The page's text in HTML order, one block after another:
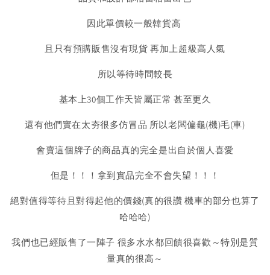
因此單價較一般韓貨高
且只有預購販售沒有現貨 再加上超級高人氣
所以等待時間較長
基本上30個工作天皆屬正常 甚至更久
還有他們實在太夯很多仿冒品 所以老闆偏龜(機)毛(車)
會賣這個牌子的商品真的完全是出自於個人喜愛
但是！！！拿到實品完全不會失望！！！
絕對值得等待且對得起他的價錢(真的很讚 機車的部分也算了
哈哈哈)
我們也已經販售了一陣子 很多水水都回饋很喜歡～特別是質
量真的很高～